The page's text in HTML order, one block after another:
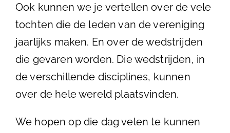
Ook kunnen we je vertellen over de vele
tochten die de leden van de vereniging
jaarlijks maken. En over de wedstrijden
die gevaren worden. Die wedstrijden, in
de verschillende disciplines, kunnen
over de hele wereld plaatsvinden.
We hopen op die dag velen te kunnen